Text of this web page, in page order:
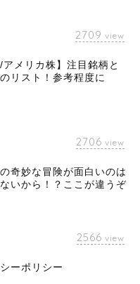
2709 view
/アメリカ株】注目銘柄と
リスト！参考程度に
2706 view
奇妙な冒険が面白いのは
いから！？ここが違うぞ
2566 view
ーポリシー